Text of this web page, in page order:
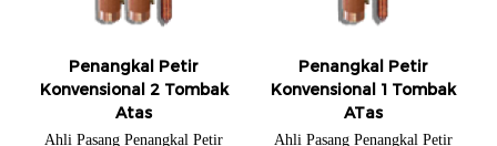
Penangkal Petir
Konvensional 2 Tombak
Atas
Ahli Pasang Penangkal Petir
Penangkal Petir
Konvensional 1 Tombak
ATas
Ahli Pasang Penangkal Petir